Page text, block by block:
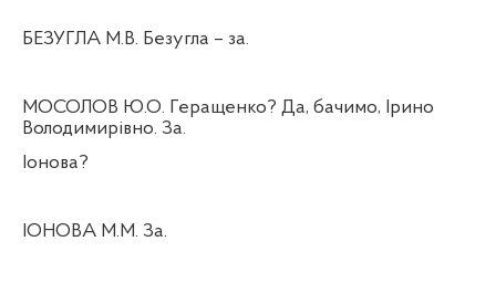
БЕЗУГЛА М.В. Безугла – за.
МОСОЛОВ Ю.О. Геращенко? Да, бачимо, Ірино
Володимирівно. За.
Іонова?
ІОНОВА М.М. За.